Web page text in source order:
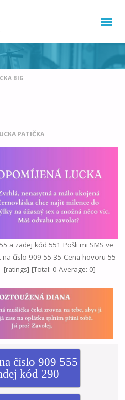
BIG
PATIČKA
a zadej kód 551 Pošli mi SMS ve
na číslo 909 55 35 Cena hovoru 55
[Total: 0 Average: 0]
číslo 909 555
kód 290